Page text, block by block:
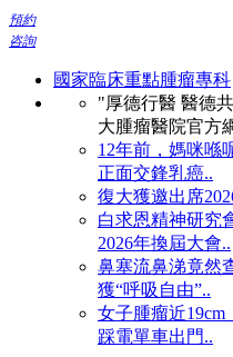
預約
咨詢
國家臨床重點腫瘤專科
"厚德行醫 醫德
大腫瘤醫院官方
12年前，媽咪喺
正面交鋒乳癌..
復大獲邀出席
白求恩精神研究
2026年換屆大會..
鼻塞流鼻涕竟然
獲“呼吸自由”..
女子腫瘤近
踩電單車出門..